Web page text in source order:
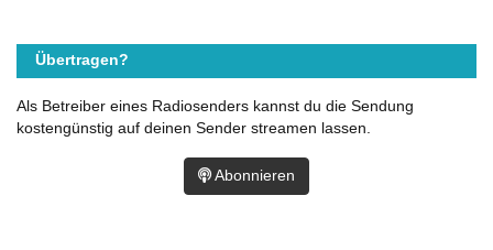
Übertragen?
Als Betreiber eines Radiosenders kannst du die Sendung
kostengünstig auf deinen Sender streamen lassen.
Abonnieren